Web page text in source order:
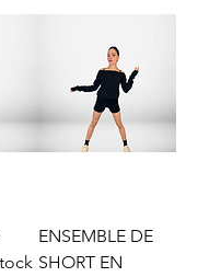
ENSEMBLE DE
SHORT EN